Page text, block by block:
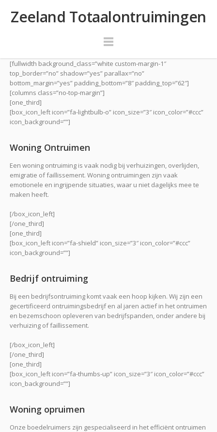
Zeeland Totaalontruimingen
[fullwidth background_class=”white custom-margin-1″
top_border=”no” shadow=”yes” parallax=”no”
bottom_margin=”yes” padding_bottom=”8″ padding_top=”62″]
[columns class=”no-top-margin”]
[one_third]
[box_icon_left icon=”fa-lightbulb-o” icon_size=”3″ icon_color=”#ccc”
icon_background=””]
Woning Ontruimen
Een woning ontruiming is vaak nodig bij verhuizingen, overlijden,
emigratie of faillissement. Woning ontruimingen zijn vaak
emotionele en ingrijpende situaties, waar u niet dagelijks mee te
maken heeft.
[/box_icon_left]
[/one_third]
[one_third]
[box_icon_left icon=”fa-shield” icon_size=”3″ icon_color=”#ccc”
icon_background=””]
Bedrijf ontruiming
Bij een bedrijfsontruiming komt vaak een hoop kijken. Wij zijn een
gecertificeerd ontruimingsbedrijf en al jaren actief in het ontruimen
en bezemschoon opleveren van bedrijfspanden, onder andere bij
verhuizing of faillissement.
[/box_icon_left]
[/one_third]
[one_third]
[box_icon_left icon=”fa-thumbs-up” icon_size=”3″ icon_color=”#ccc”
icon_background=””]
Woning opruimen
Onze boedelruimers zijn gespecialiseerd in het efficiënt ontruimen